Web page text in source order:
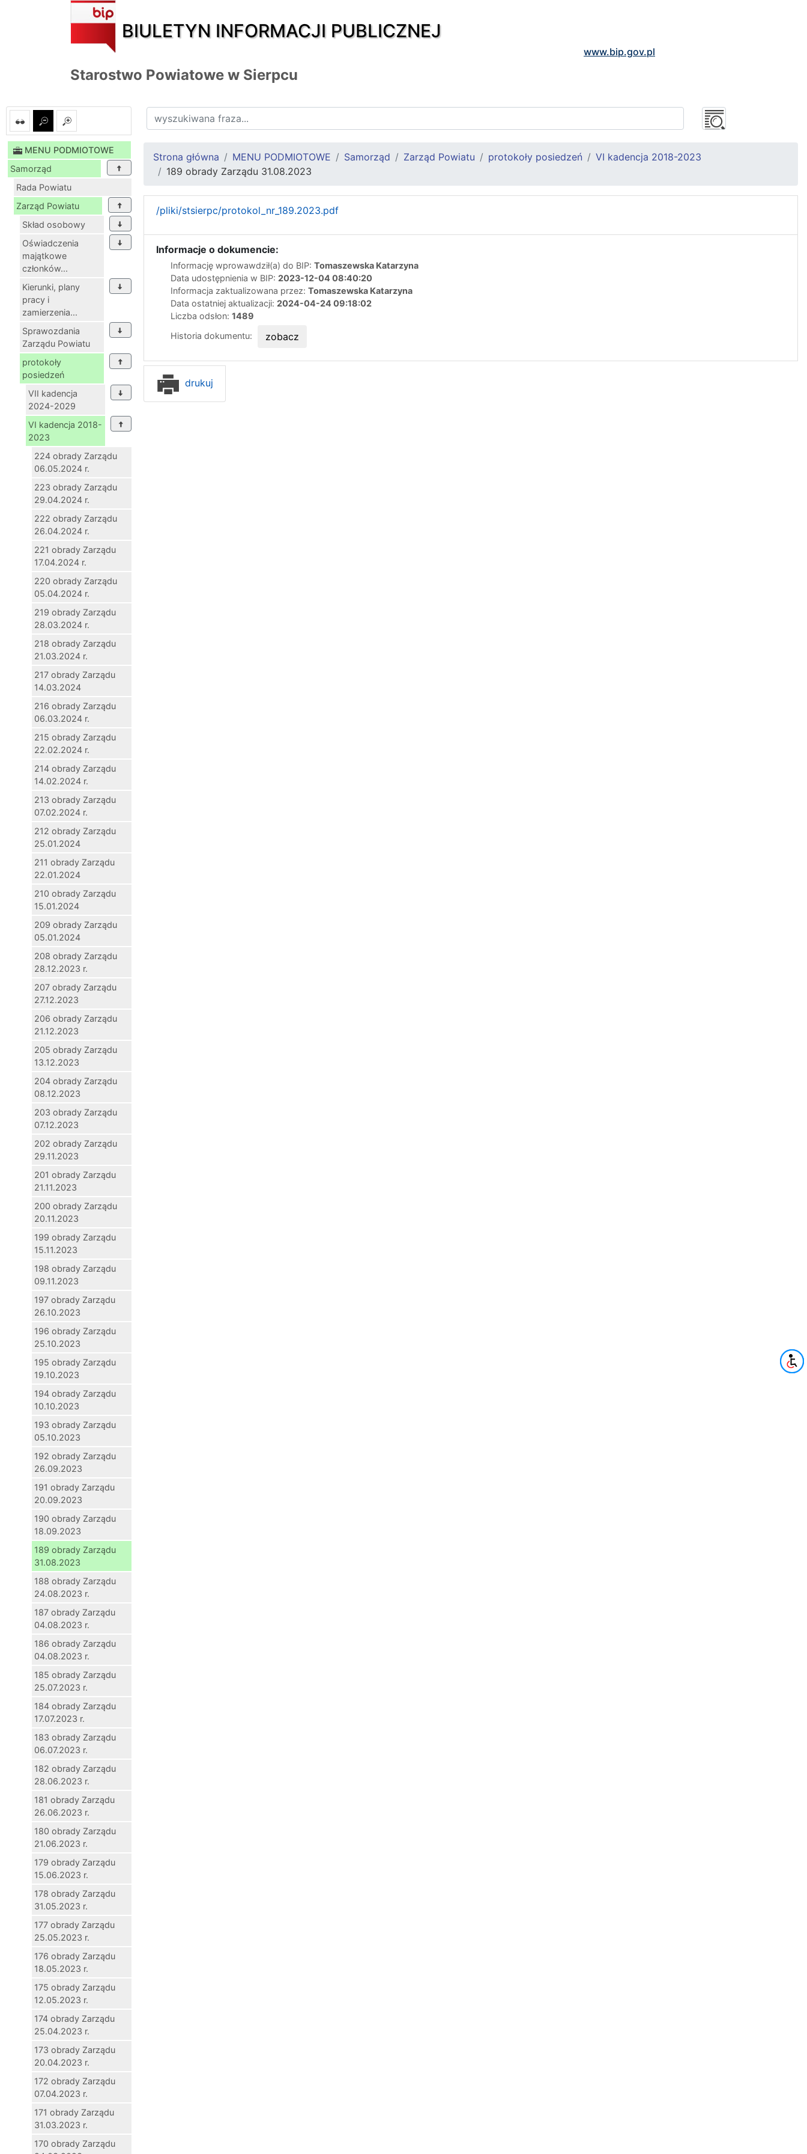
BIULETYN INFORMACJI PUBLICZNEJ
www.bip.gov.pl
Starostwo Powiatowe w Sierpcu
MENU PODMIOTOWE
Samorząd
Rada Powiatu
Zarząd Powiatu
Skład osobowy
Oświadczenia
majątkowe
członków...
Kierunki, plany
pracy i
zamierzenia...
Sprawozdania
Zarządu Powiatu
protokoły
posiedzeń
VII kadencja
2024-2029
VI kadencja 2018-
2023
224 obrady Zarządu
06.05.2024 r.
223 obrady Zarządu
29.04.2024 r.
222 obrady Zarządu
26.04.2024 r.
221 obrady Zarządu
17.04.2024 r.
220 obrady Zarządu
05.04.2024 r.
219 obrady Zarządu
28.03.2024 r.
218 obrady Zarządu
21.03.2024 r.
217 obrady Zarządu
14.03.2024
216 obrady Zarządu
06.03.2024 r.
215 obrady Zarządu
22.02.2024 r.
214 obrady Zarządu
14.02.2024 r.
213 obrady Zarządu
07.02.2024 r.
212 obrady Zarządu
25.01.2024
211 obrady Zarządu
22.01.2024
210 obrady Zarządu
15.01.2024
209 obrady Zarządu
05.01.2024
208 obrady Zarządu
28.12.2023 r.
207 obrady Zarządu
27.12.2023
206 obrady Zarządu
21.12.2023
205 obrady Zarządu
13.12.2023
204 obrady Zarządu
08.12.2023
203 obrady Zarządu
07.12.2023
202 obrady Zarządu
29.11.2023
201 obrady Zarządu
21.11.2023
200 obrady Zarządu
20.11.2023
199 obrady Zarządu
15.11.2023
198 obrady Zarządu
09.11.2023
197 obrady Zarządu
26.10.2023
196 obrady Zarządu
25.10.2023
195 obrady Zarządu
19.10.2023
194 obrady Zarządu
10.10.2023
193 obrady Zarządu
05.10.2023
192 obrady Zarządu
26.09.2023
191 obrady Zarządu
20.09.2023
190 obrady Zarządu
18.09.2023
189 obrady Zarządu
31.08.2023
188 obrady Zarządu
24.08.2023 r.
187 obrady Zarządu
04.08.2023 r.
186 obrady Zarządu
04.08.2023 r.
185 obrady Zarządu
25.07.2023 r.
184 obrady Zarządu
17.07.2023 r.
183 obrady Zarządu
06.07.2023 r.
182 obrady Zarządu
28.06.2023 r.
181 obrady Zarządu
26.06.2023 r.
180 obrady Zarządu
21.06.2023 r.
179 obrady Zarządu
15.06.2023 r.
178 obrady Zarządu
31.05.2023 r.
177 obrady Zarządu
25.05.2023 r.
176 obrady Zarządu
18.05.2023 r.
175 obrady Zarządu
12.05.2023 r.
174 obrady Zarządu
25.04.2023 r.
173 obrady Zarządu
20.04.2023 r.
172 obrady Zarządu
07.04.2023 r.
171 obrady Zarządu
31.03.2023 r.
170 obrady Zarządu
Strona główna MENU PODMIOTOWE Samorząd Zarząd Powiatu protokoły posiedzeń
VI kadencja 2018-2023
189 obrady Zarządu 31.08.2023
/pliki/stsierpc/protokol_nr_189.2023.pdf
Informacje o dokumencie:
Informację wprowawdził(a) do BIP: Tomaszewska Katarzyna
Data udostępnienia w BIP: 2023-12-04 08:40:20
Informacja zaktualizowana przez: Tomaszewska Katarzyna
Data ostatniej aktualizacji: 2024-04-24 09:18:02
Liczba odsłon: 1489
Historia dokumentu:
zobacz
drukuj